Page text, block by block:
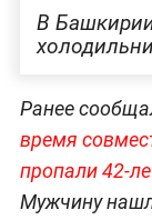
В
Ранее
время
пропали 42-
Мужчину